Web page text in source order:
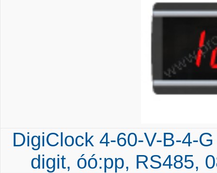
DigiClock 4-60-V-B-4-
digit, óó:pp, RS485,